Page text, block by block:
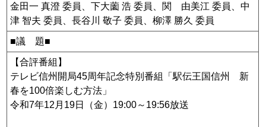
テレビ信州人権方針
労務費転嫁の取り組み方針
個人情報保護への取り組み
視聴データの取扱いについて
情報セキュリティ基本方針
金田一 真澄 委員、下大薗 浩 委員、関 由美江 委員、中
津 智夫 委員、長谷川 敬子 委員、柳澤 勝久 委員
■議 題■
【合評番組】
テレビ信州開局45周年記念特別番組「駅伝王国信州 新
春を100倍楽しむ方法」
令和7年12月19日（金）19:00～19:56放送